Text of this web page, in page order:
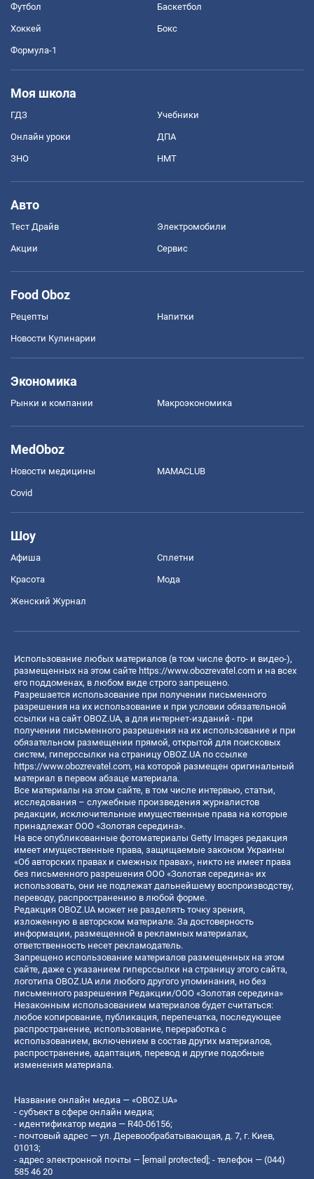
Футбол Баскетбол
Хоккей Бокс
Формула-1
Моя школа
ГДЗ Учебники
Онлайн уроки ДПА
ЗНО НМТ
Авто
Тест Драйв Электромобили
Акции Сервис
Food Oboz
Рецепты Напитки
Новости Кулинарии
Экономика
Рынки и компании Mакроэкономика
MedOboz
Новости медицины MAMACLUB
Covid
Шоу
Афиша Сплетни
Красота Мода
Женский Журнал
Использование любых материалов (в том числе фото- и видео-),
размещенных на этом сайте https://www.obozrevatel.com и на всех
его поддоменах, в любом виде строго запрещено.
Разрешается использование при получении письменного
разрешения на их использование и при условии обязательной
ссылки на сайт OBOZ.UA, а для интернет-изданий - при
получении письменного разрешения на их использование и при
обязательном размещении прямой, открытой для поисковых
систем, гиперссылки на страницу OBOZ.UA по ссылке
https://www.obozrevatel.com, на которой размещен оригинальный
материал в первом абзаце материала.
Все материалы на этом сайте, в том числе интервью, статьи,
исследования – служебные произведения журналистов
редакции, исключительные имущественные права на которые
принадлежат ООО «Золотая середина».
На все опубликованные фотоматериалы Getty Images редакция
имеет имущественные права, защищаемые законом Украины
«Об авторских правах и смежных правах», никто не имеет права
без письменного разрешения ООО «Золотая середина» их
использовать, они не подлежат дальнейшему воспроизводству,
переводу, распространению в любой форме.
Редакция OBOZ.UA может не разделять точку зрения,
изложенную в авторском материале. За достоверность
информации, размещенной в рекламных материалах,
ответственность несет рекламодатель.
Запрещено использование материалов размещенных на этом
сайте, даже с указанием гиперссылки на страницу этого сайта,
логотипа OBOZ.UA или любого другого упоминания, но без
письменного разрешения Редакции/ООО «Золотая середина»
Незаконным использованием материалов будет считаться:
любое копирование, публикация, перепечатка, последующее
распространение, использование, переработка с
использованием, включением в состав других материалов,
распространение, адаптация, перевод и другие подобные
изменения материала.
Название онлайн медиа — «OBOZ.UA»
- субъект в сфере онлайн медиа;
- идентификатор медиа — R40-06156;
- почтовый адрес — ул. Деревообрабатывающая, д. 7, г. Киев,
01013;
- адрес электронной почты — [email protected]; - телефон — (044)
585 46 20